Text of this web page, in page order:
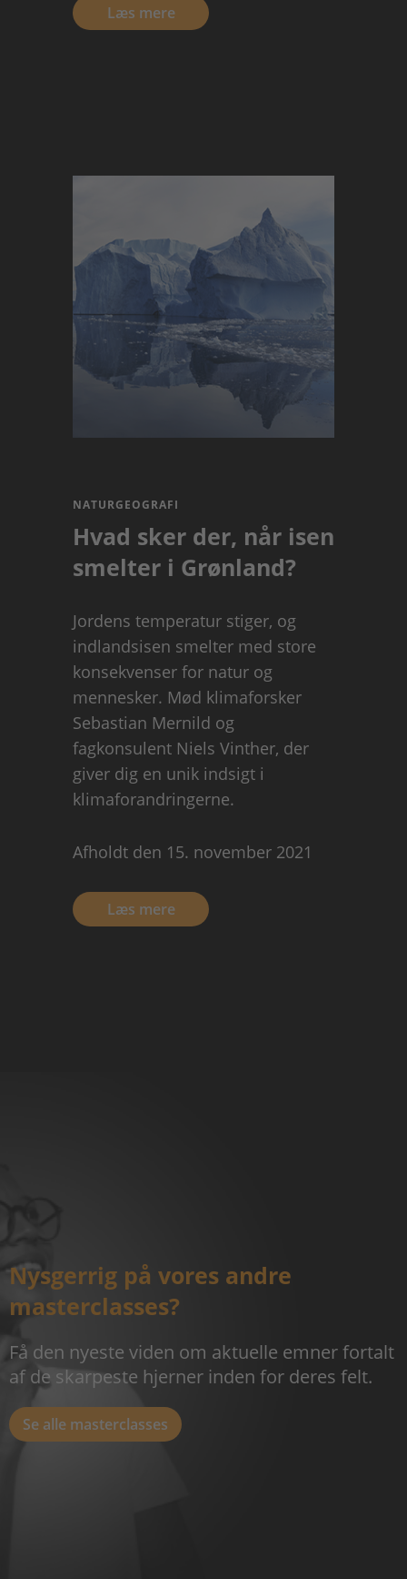
Læs mere
NATURGEOGRAFI
Hvad sker der, når isen
smelter i Grønland?
Jordens temperatur stiger, og
indlandsisen smelter med store
konsekvenser for natur og
mennesker. Mød klimaforsker
Sebastian Mernild og
fagkonsulent Niels Vinther, der
giver dig en unik indsigt i
klimaforandringerne.
Afholdt den 15. november 2021
Læs mere
Nysgerrig på vores andre
masterclasses?
Få den nyeste viden om aktuelle emner fortalt
af de skarpeste hjerner inden for deres felt.
Se alle masterclasses